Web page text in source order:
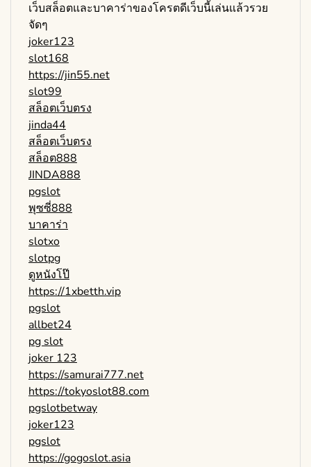
เว็บสล็อตและบาคาร่าของโครตดีเว็บนี้เล่นแล้วรวย
จัดๆ
joker123
slot168
https://jin55.net
slot99
สล็อตเว็บตรง
jinda44
สล็อตเว็บตรง
สล็อต888
JINDA888
pgslot
พุซซี่888
บาคาร่า
slotxo
slotpg
ดูหนังโป๊
https://1xbetth.vip
pgslot
allbet24
pg slot
joker 123
https://samurai777.net
https://tokyoslot88.com
pgslotbetway
joker123
pgslot
https://gogoslot.asia